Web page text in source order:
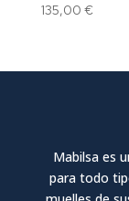
135,00 €
Mabilsa es
para todo